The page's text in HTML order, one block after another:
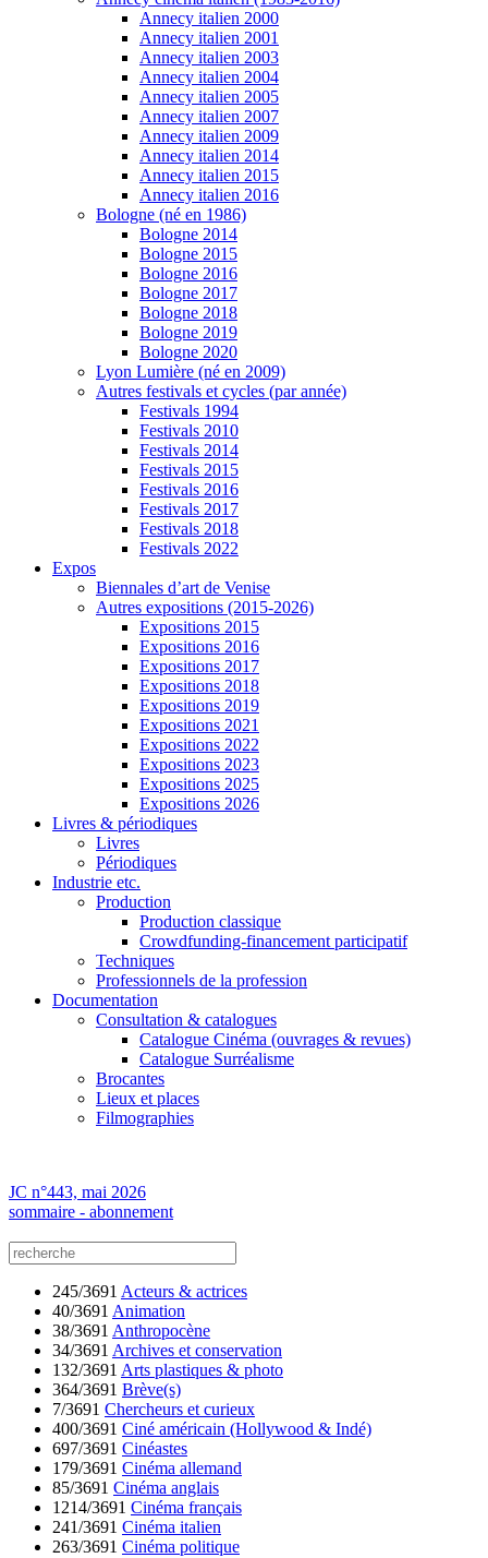
Annecy italien 2000
Annecy italien 2001
Annecy italien 2003
Annecy italien 2004
Annecy italien 2005
Annecy italien 2007
Annecy italien 2009
Annecy italien 2014
Annecy italien 2015
Annecy italien 2016
Bologne (né en 1986)
Bologne 2014
Bologne 2015
Bologne 2016
Bologne 2017
Bologne 2018
Bologne 2019
Bologne 2020
Lyon Lumière (né en 2009)
Autres festivals et cycles (par année)
Festivals 1994
Festivals 2010
Festivals 2014
Festivals 2015
Festivals 2016
Festivals 2017
Festivals 2018
Festivals 2022
Expos
Biennales d’art de Venise
Autres expositions (2015-2026)
Expositions 2015
Expositions 2016
Expositions 2017
Expositions 2018
Expositions 2019
Expositions 2021
Expositions 2022
Expositions 2023
Expositions 2025
Expositions 2026
Livres & périodiques
Livres
Périodiques
Industrie etc.
Production
Production classique
Crowdfunding-financement participatif
Techniques
Professionnels de la profession
Documentation
Consultation & catalogues
Catalogue Cinéma (ouvrages & revues)
Catalogue Surréalisme
Brocantes
Lieux et places
Filmographies
JC n°443, mai 2026
sommaire - abonnement
245/3691 Acteurs & actrices
40/3691 Animation
38/3691 Anthropocène
34/3691 Archives et conservation
132/3691 Arts plastiques & photo
364/3691 Brève(s)
7/3691 Chercheurs et curieux
400/3691 Ciné américain (Hollywood & Indé)
697/3691 Cinéastes
179/3691 Cinéma allemand
85/3691 Cinéma anglais
1214/3691 Cinéma français
241/3691 Cinéma italien
263/3691 Cinéma politique